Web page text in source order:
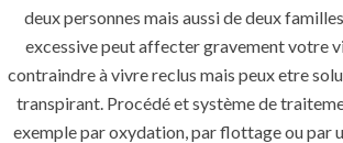
deux personnes mais aussi de deux
excessive peut affecter gravement votre
contraindre à vivre reclus mais peux etre
transpirant. Procédé et système de
exemple par oxydation, par flottage ou par